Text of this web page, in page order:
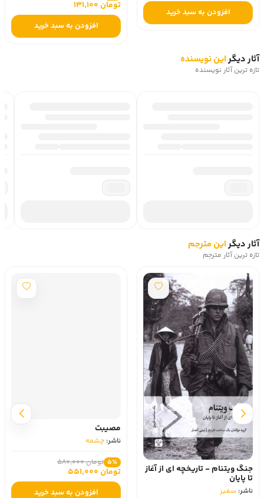
افزودن به سبد خرید
تومان 131,100
افزودن به سبد خرید
آثار دیگراین نویسنده
تازه ترین آثار نویسنده
آثار دیگراین مترجم
تازه ترین آثار مترجم
جنگ ویتنام - تاریخچه ای از آغاز
تا پایان
ناشر: سفیر
مصیبت
ناشر:چشمه
5٪ تومان 580,000
تومان 551,000